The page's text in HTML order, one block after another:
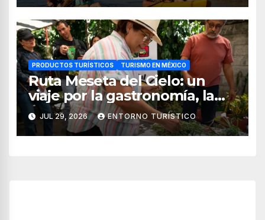
PRODUCTOS TURÍSTICOS TURISMO EN MÉXICO
Ruta Meseta del Cielo: un
viaje por la gastronomía, la
cultura y los paisajes de
Nayarit
JUL 29, 2026 ENTORNO TURÍSTICO